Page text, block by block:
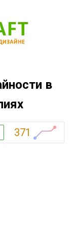
в
371